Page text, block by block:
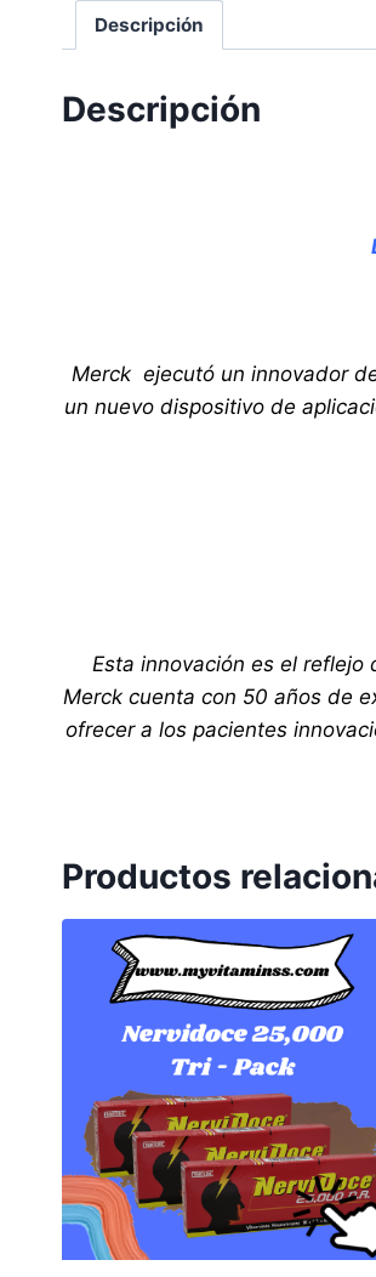
Descripción
Descripción
Merck ejecutó un innovador
un nuevo dispositivo de
Esta innovación es el
Merck cuenta con 50 años de
ofrecer a los pacientes
Productos